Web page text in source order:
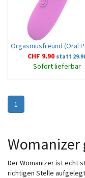
CHF 9.90 statt
Sofort lieferbar
1
Womanizer
Der Womanizer ist echt
richtigen Stelle